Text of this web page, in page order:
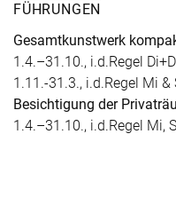
FÜHRUNGEN
Gesamtkunstwerk
1.4.–31.10., i.d.Regel
1.11.-31.3., i.d.Regel Mi &
Besichtigung der
1.4.–31.10., i.d.Regel Mi,